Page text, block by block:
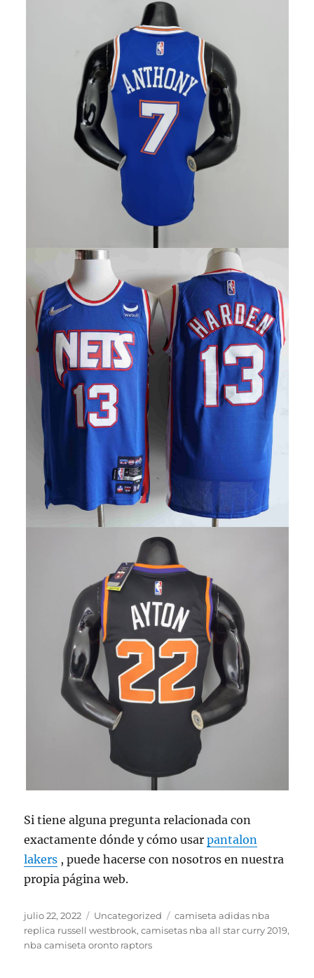
Si tiene alguna pregunta relacionada con
exactamente dónde y cómo usarpantalon
lakers , puede hacerse con nosotros en nuestra
propia página web.
Publicado
el
julio 22, 2022 Categorías
Uncategorized Etiquetas
camiseta adidas nba
replica russell westbrook,camisetas nba all star curry 2019,
nba camiseta oronto raptors